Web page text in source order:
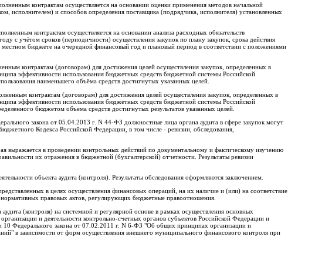
контрактам осуществляется на основании оценки применения методов начальной
исполнителем) и способов определения поставщика (подрядчика, исполнителя) установленных
контрактам осуществляется на основании анализа расходных обязательств
с учётом сроков (периодичности) осуществления закупок по плану закупок, срока действия
бюджете на очередной финансовый год и плановый период в соответствии с положениями
контрактам (договорам) для достижения целей осуществления закупок, определенных в
эффективности использования бюджетных средств бюджетной системы Российской
наименьшего объёма средств достигнутых указанных целей.
контрактам (договорам) для достижения целей осуществления закупок, определенных в
эффективности использования бюджетных средств бюджетной системы Российской
бюджетом объема средств достигнутых результатов указанных целей.
закона от 05.04.2013 г. N 44-ФЗ должностные лица органа аудита в сфере закупок могут
Кодекса Российской Федерации, в том числе - ревизии, обследования,
выражается в проведении контрольных действий по документальному и фактическому изучению
их отражения в бюджетной (бухгалтерской) отчетности. Результаты ревизии
объекта аудита (контроля). Результаты обследования оформляются заключением.
в целях осуществления финансовых операций, на их наличие и (или) на соответствие
правовых актов, регулирующих бюджетные правоотношения.
(контроля) на системной и регулярной основе в рамках осуществления основных
и деятельности контрольно-счетных органов субъектов Российской Федерации и
10 Федерального закона от 07.02.2011 г. N 6-ФЗ "Об общих принципах организации и
в зависимости от форм осуществления внешнего муниципального финансового контроля при